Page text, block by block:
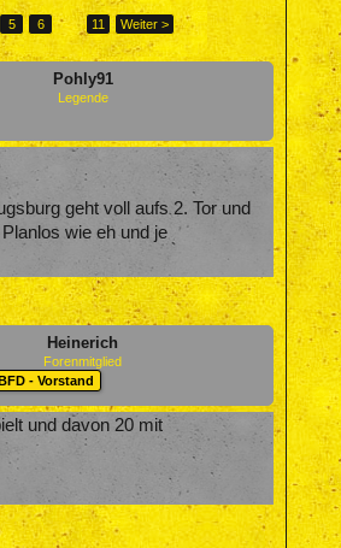
5 6 → 11 Weiter >
Pohly91
Legende
geht voll aufs 2. Tor und
wie eh und je
Heinerich
Forenmitglied
- Vorstand
und davon 20 mit